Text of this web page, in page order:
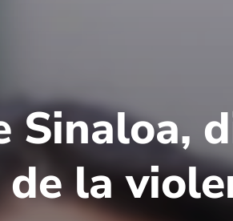
Sinaloa,
la